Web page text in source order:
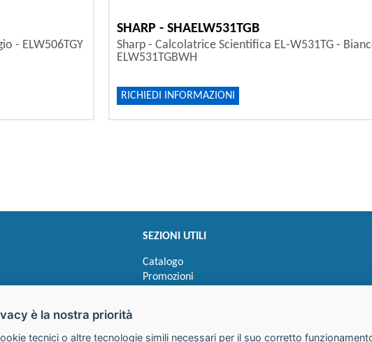
- ELW506TGY
SHARP - SHAELW531TGB
Sharp - Calcolatrice Scientifica EL-W531TG -
ELW531TGBWH
RICHIEDI INFORMAZIONI
SEZIONI UTILI
Catalogo
Promozioni
è la nostra priorità
tecnici o altre tecnologie simili necessari per il suo corretto